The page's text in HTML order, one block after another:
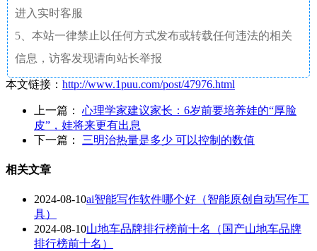
进入实时客服
5、本站一律禁止以任何方式发布或转载任何违法的相关
信息，访客发现请向站长举报
本文链接： http://www.1puu.com/post/47976.html
上一篇： 心理学家建议家长：6岁前要培养娃的“厚脸
皮”，娃将来更有出息
下一篇： 三明治热量是多少 可以控制的数值
相关文章
2024-08-10ai智能写作软件哪个好（智能原创自动写作工
具）
2024-08-10山地车品牌排行榜前十名（国产山地车品牌
排行榜前十名）